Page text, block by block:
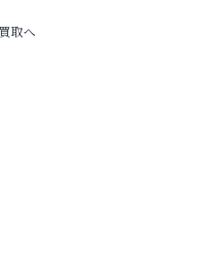
取へ